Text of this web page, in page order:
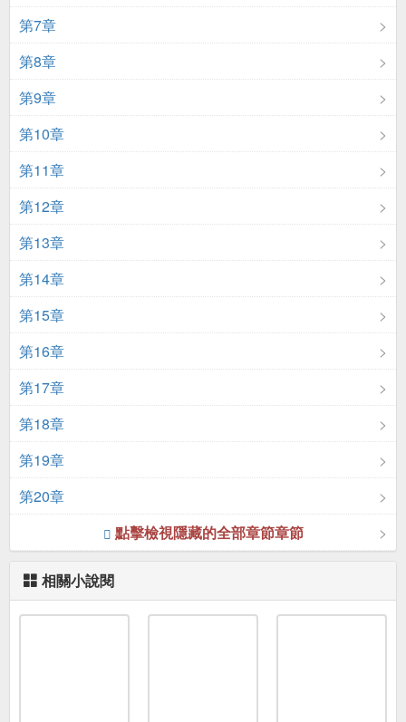
第7章
第8章
第9章
第10章
第11章
第12章
第13章
第14章
第15章
第16章
第17章
第18章
第19章
第20章
點擊檢視隱藏的全部章節章節
相關小說閱